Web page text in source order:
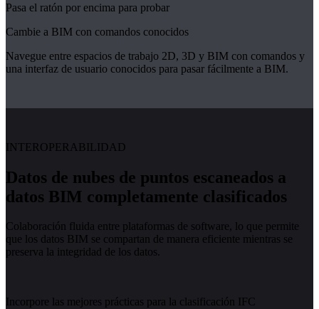
Pasa el ratón por encima para probar
Cambie a BIM con comandos conocidos
Navegue entre espacios de trabajo 2D, 3D y BIM con comandos y
una interfaz de usuario conocidos para pasar fácilmente a BIM.
INTEROPERABILIDAD
Datos de nubes de puntos escaneados a
datos BIM completamente clasificados
Colaboración fluida entre plataformas de software, lo que permite
que los datos BIM se compartan de manera eficiente mientras se
preserva la integridad de los datos.
Incorpore las mejores prácticas para la clasificación IFC